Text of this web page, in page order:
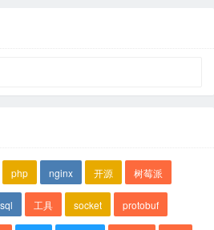
php nginx 开源 树莓派
工具 socket protobuf